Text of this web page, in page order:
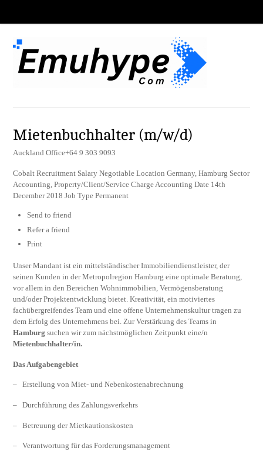
Mietenbuchhalter (m/w/d)
Auckland Office+64 9 303 9093
Cobalt Recruitment Salary Negotiable Location Germany, Hamburg Sector
Accounting, Property/Client/Service Charge Accounting Date 14th
December 2018 Job Type Permanent
Send to friend
Refer a friend
Print
Unser Mandant ist ein mittelständischer Immobiliendienstleister, der
seinen Kunden in der Metropolregion Hamburg eine optimale Beratung,
vor allem in den Bereichen Wohnimmobilien, Vermögensberatung
und/oder Projektentwicklung bietet. Kreativität, ein motiviertes
fachübergreifendes Team und eine offene Unternehmenskultur tragen zu
dem Erfolg des Unternehmens bei. Zur Verstärkung des Teams in
Hamburg suchen wir zum nächstmöglichen Zeitpunkt eine/n
Mietenbuchhalter/in.
Das Aufgabengebiet
– Erstellung von Miet- und Nebenkostenabrechnung
– Durchführung des Zahlungsverkehrs
– Betreuung der Mietkautionskosten
– Verantwortung für das Forderungsmanagement